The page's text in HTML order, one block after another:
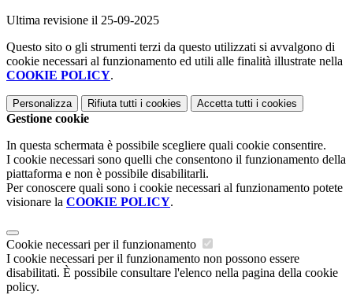
Ultima revisione il 25-09-2025
Questo sito o gli strumenti terzi da questo utilizzati si avvalgono di
cookie necessari al funzionamento ed utili alle finalità illustrate nella
COOKIE POLICY.
Personalizza Rifiuta tutti i cookies Accetta tutti i cookies
Gestione cookie
In questa schermata è possibile scegliere quali cookie consentire.
I cookie necessari sono quelli che consentono il funzionamento della
piattaforma e non è possibile disabilitarli.
Per conoscere quali sono i cookie necessari al funzionamento potete
visionare la COOKIE POLICY.
Cookie necessari per il funzionamento
I cookie necessari per il funzionamento non possono essere
disabilitati. È possibile consultare l'elenco nella pagina della cookie
policy.